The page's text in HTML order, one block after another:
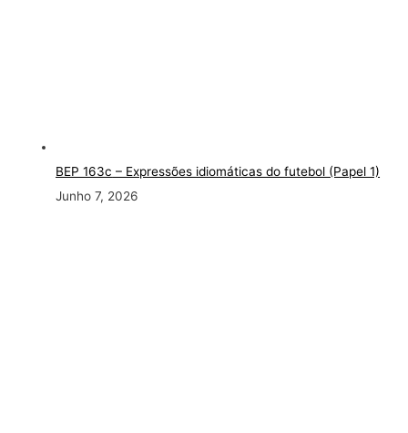
BEP 163c – Expressões idiomáticas do futebol (Papel 1)
Junho 7, 2026